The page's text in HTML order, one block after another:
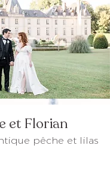
et Florian
pêche et lilas